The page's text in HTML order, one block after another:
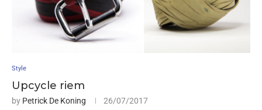
Style
Upcycle riem
by Petrick De Koning 26/07/2017